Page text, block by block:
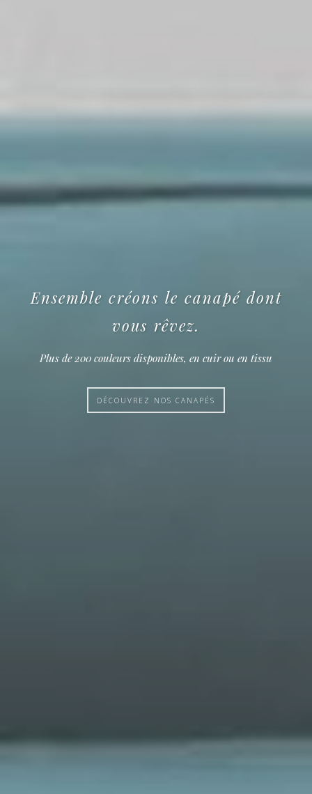
Ensemble créons le canapé dont
vous rêvez.
Plus de 200 couleurs disponibles, en cuir ou en tissu
DÉCOUVREZ NOS CANAPÉS